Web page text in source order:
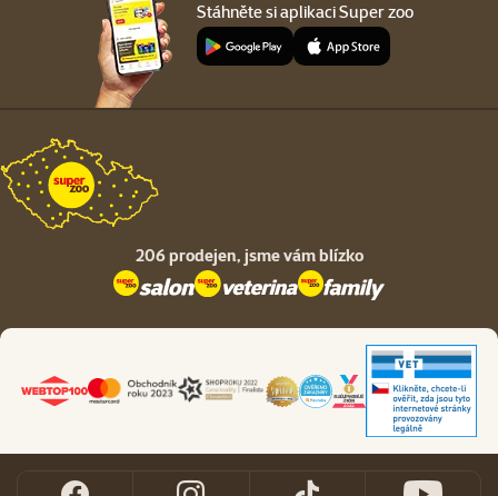
Stáhněte si aplikaci Super zoo
206 prodejen, jsme vám blízko